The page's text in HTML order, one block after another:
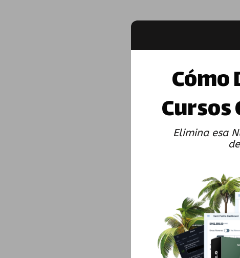
Cómo
Elimina esa